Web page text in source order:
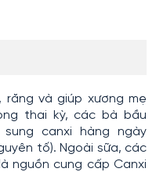
và giúp xương mẹ
thai kỳ, các bà bầu
canxi hàng ngày
tố). Ngoài sữa, các
nguồn cung cấp Canxi